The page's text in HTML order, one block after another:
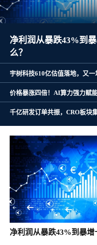
净利润从暴跌43%到
么？
宇树科技610亿估值落地，又
价格暴涨四倍！AI算力强力赋
千亿研发订单共振，CRO板块
净利润从暴跌43%到暴增